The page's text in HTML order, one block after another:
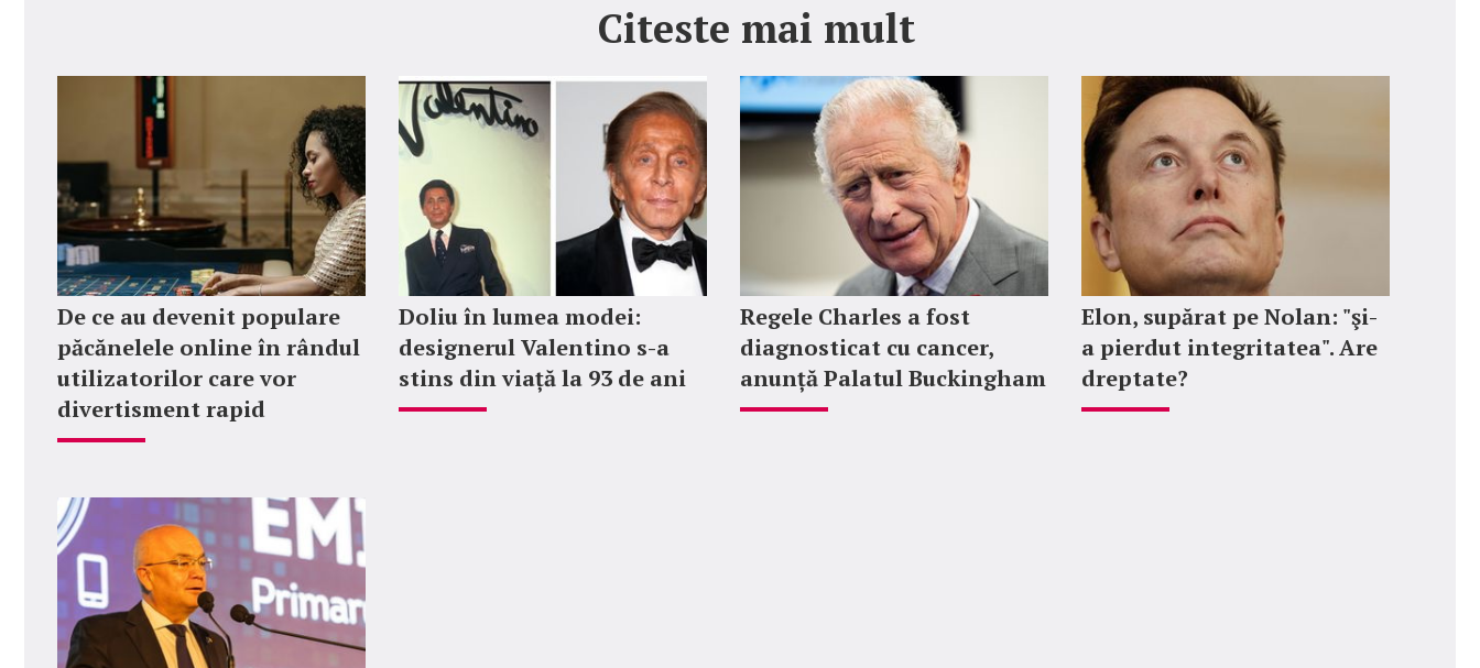
Citeste mai mult
De ce au devenit populare
păcănelele online în rândul
utilizatorilor care vor
divertisment rapid
Doliu în lumea modei:
designerul Valentino s-a
stins din viață la 93 de ani
Regele Charles a fost
diagnosticat cu cancer,
anunță Palatul Buckingham
Elon, supărat pe Nolan: "şi-
a pierdut integritatea". Are
dreptate?